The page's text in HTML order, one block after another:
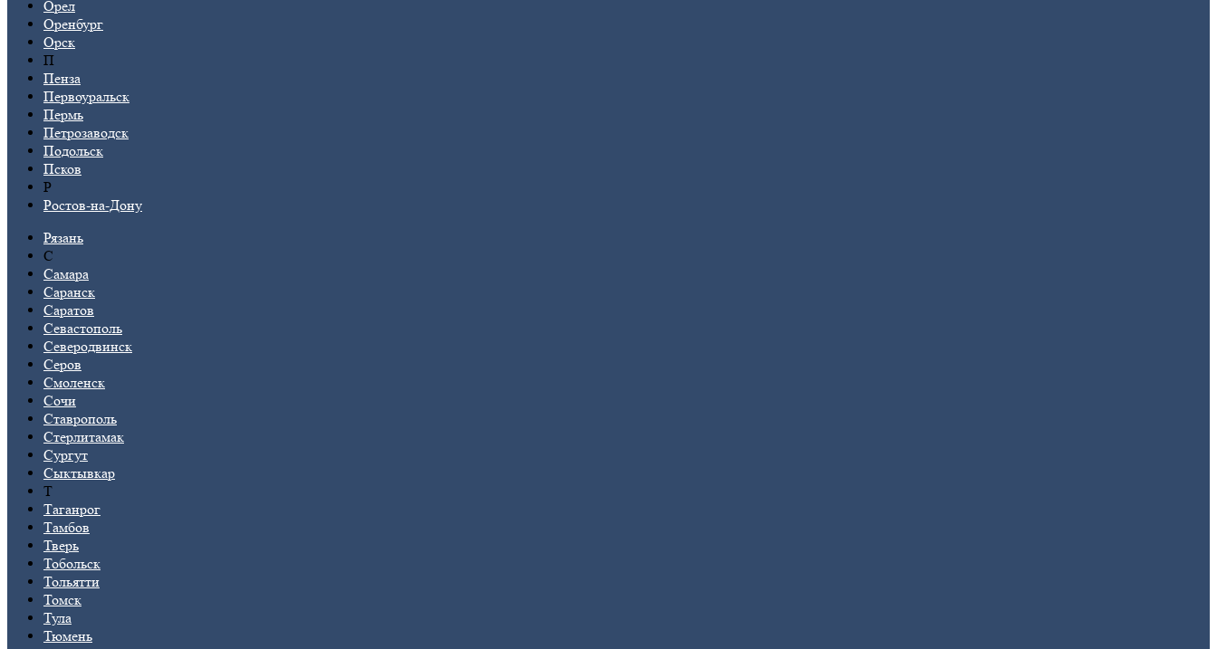
Орел
Оренбург
Орск
П
Пенза
Первоуральск
Пермь
Петрозаводск
Подольск
Псков
Р
Ростов-на-Дону
Рязань
С
Самара
Саранск
Саратов
Севастополь
Северодвинск
Серов
Смоленск
Сочи
Ставрополь
Стерлитамак
Сургут
Сыктывкар
Т
Таганрог
Тамбов
Тверь
Тобольск
Тольятти
Томск
Тула
Тюмень